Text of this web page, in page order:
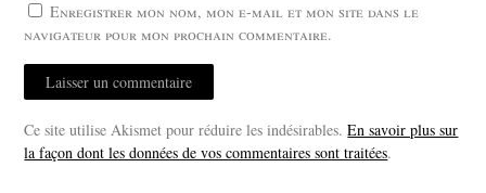
Enregistrer mon nom, mon e-mail et mon site dans le
navigateur pour mon prochain commentaire.
Ce site utilise Akismet pour réduire les indésirables.En savoir plus sur
la façon dont les données de vos commentaires sont traitées.